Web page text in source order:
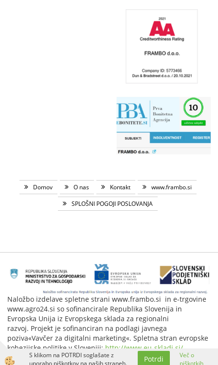
Domov O nas Kontakt
www.frambo.si
SPLOŠNI POGOJI POSLOVANJA
Naložbo izdelave spletne strani www.frambo.si in e-trgovine
www.agro24.si so sofinancirale Republika Slovenija in
Evropska Unija iz Evropskega sklada za regionalni
razvoj. Projekt je sofinanciran na podlagi javnega
poziva«Vavčer za digitalni marketing«. Spletna stran evropske
kohezijske politike v Sloveniji: http://www.eu-skladi.si/
Izdelava spletne trgovine
S klikom na POTRDI soglašate z
uporabo piškotkov na naših straneh.
Potrdi
Več o
piškotkih